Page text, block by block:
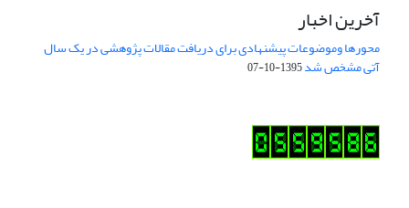
آخرین اخبار
محورها وموضوعات پیشنهادی برای دریافت مقالات پژوهشی در یک سال
آتی مشخص شد1395-10-07